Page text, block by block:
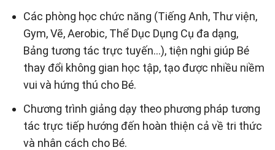
Các phòng học chức năng (Tiếng Anh, Thư viện,
Gym, Vẽ, Aerobic, Thể Dục Dụng Cụ đa dạng,
Bảng tương tác trực tuyến…), tiện nghi giúp Bé
thay đổi không gian học tập, tạo được nhiều niềm
vui và hứng thú cho Bé.
Chương trình giảng dạy theo phương pháp tương
tác trực tiếp hướng đến hoàn thiện cả về tri thức
và nhân cách cho Bé.